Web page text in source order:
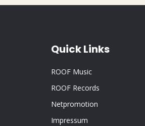
Quick Links
ROOF Music
ROOF Records
Netpromotion
Impressum